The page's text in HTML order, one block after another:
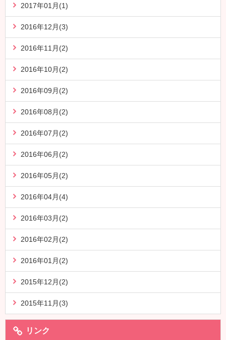
2017年01月(1)
2016年12月(3)
2016年11月(2)
2016年10月(2)
2016年09月(2)
2016年08月(2)
2016年07月(2)
2016年06月(2)
2016年05月(2)
2016年04月(4)
2016年03月(2)
2016年02月(2)
2016年01月(2)
2015年12月(2)
2015年11月(3)
リンク